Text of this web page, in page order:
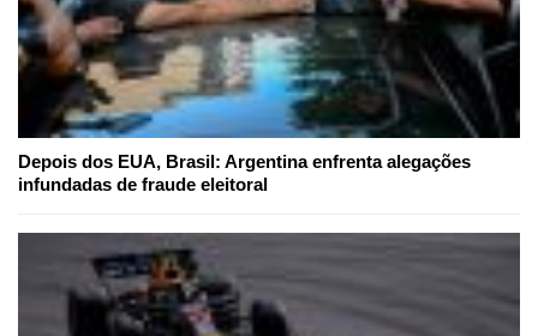
Depois dos EUA, Brasil: Argentina enfrenta alegações
infundadas de fraude eleitoral